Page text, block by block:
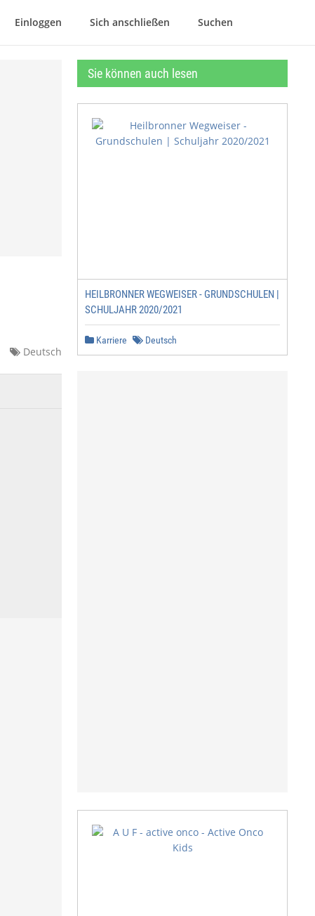
Einloggen Sich anschließen Suchen
Deutsch
Sie können auch lesen
HEILBRONNER WEGWEISER - GRUNDSCHULEN |
SCHULJAHR 2020/2021
Karriere Deutsch